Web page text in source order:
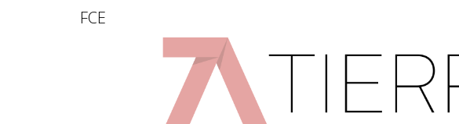
FCE